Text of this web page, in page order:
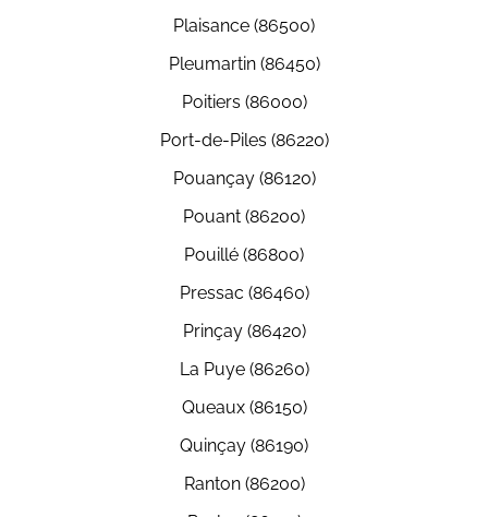
Plaisance (86500)
Pleumartin (86450)
Poitiers (86000)
Port-de-Piles (86220)
Pouançay (86120)
Pouant (86200)
Pouillé (86800)
Pressac (86460)
Prinçay (86420)
La Puye (86260)
Queaux (86150)
Quinçay (86190)
Ranton (86200)